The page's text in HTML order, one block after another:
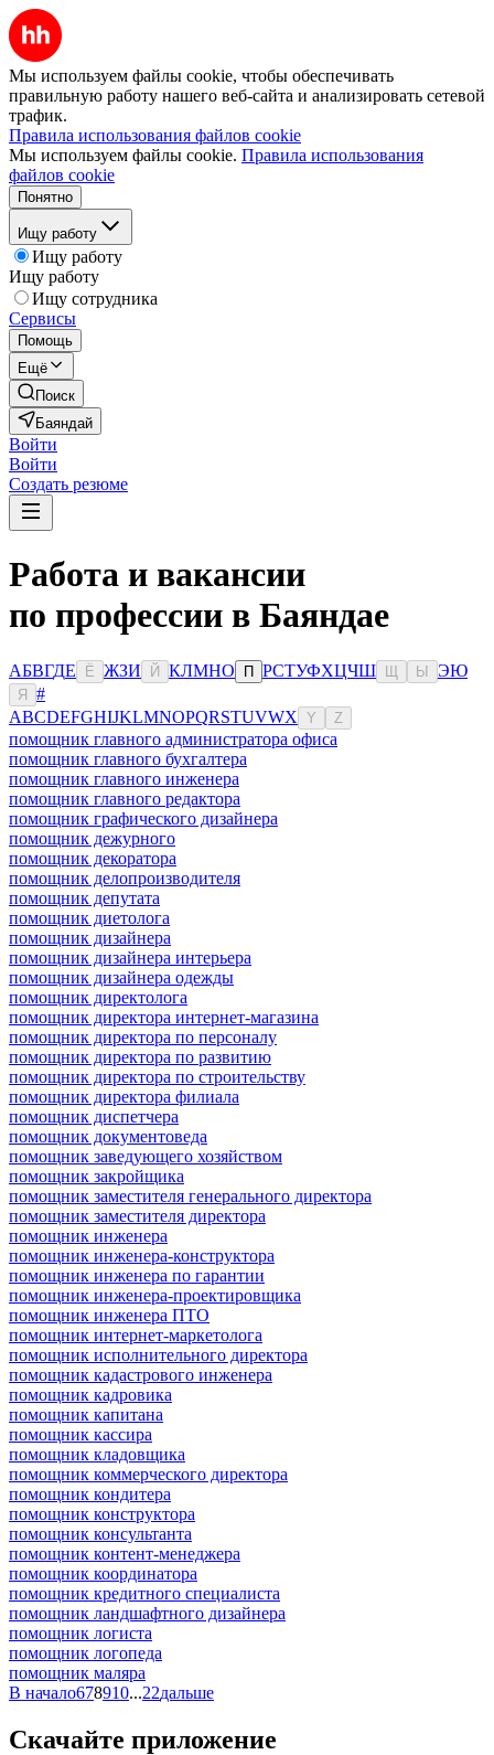
Мы используем файлы cookie, чтобы обеспечивать
правильную работу нашего веб-сайта и анализировать сетевой
трафик.
Правила использования файлов cookie
Мы используем файлы cookie. Правила использования
файлов cookie
Понятно
Ищу работу
Ищу работу
Ищу работу
Ищу сотрудника
Сервисы
Помощь
Ещё
Поиск
Баяндай
Войти
Войти
Создать резюме
Работа и вакансии
по профессии в Баяндае
АБВГДЕ Ё ЖЗИ Й КЛМНО П РСТУФХЦЧШ Ы ЭЮ
Я
#
ABCDEFGHIJKLMNOPQRSTUVWX Y Z
помощник главного администратора офиса
помощник главного бухгалтера
помощник главного инженера
помощник главного редактора
помощник графического дизайнера
помощник дежурного
помощник декоратора
помощник делопроизводителя
помощник депутата
помощник диетолога
помощник дизайнера
помощник дизайнера интерьера
помощник дизайнера одежды
помощник директолога
помощник директора интернет-магазина
помощник директора по персоналу
помощник директора по развитию
помощник директора по строительству
помощник директора филиала
помощник диспетчера
помощник документоведа
помощник заведующего хозяйством
помощник закройщика
помощник заместителя генерального директора
помощник заместителя директора
помощник инженера
помощник инженера-конструктора
помощник инженера по гарантии
помощник инженера-проектировщика
помощник инженера ПТО
помощник интернет-маркетолога
помощник исполнительного директора
помощник кадастрового инженера
помощник кадровика
помощник капитана
помощник кассира
помощник кладовщика
помощник коммерческого директора
помощник кондитера
помощник конструктора
помощник консультанта
помощник контент-менеджера
помощник координатора
помощник кредитного специалиста
помощник ландшафтного дизайнера
помощник логиста
помощник логопеда
помощник маляра
В начало678910...22дальше
Скачайте приложение